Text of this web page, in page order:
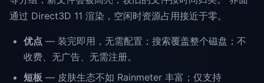
通过 Direct3D 11 渲染，空闲时资源占用接近于零。
优点 — 装完即用，无需配置；搜索覆盖整个磁盘；不
收费、无广告、无需注册。
短板 — 皮肤生态不如 Rainmeter 丰富；仅支持